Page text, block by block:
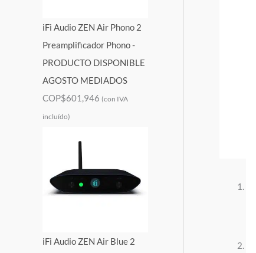
iFi Audio ZEN Air Phono 2
Preamplificador Phono -
PRODUCTO DISPONIBLE
AGOSTO MEDIADOS
COP$601,946 (con IVA
incluído)
iFi Audio ZEN Air Blue 2